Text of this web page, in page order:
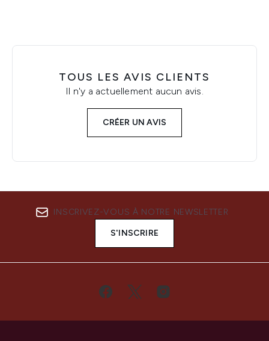
TOUS LES AVIS CLIENTS
Il n'y a actuellement aucun avis.
CRÉER UN AVIS
INSCRIVEZ-VOUS À NOTRE NEWSLETTER
S'INSCRIRE